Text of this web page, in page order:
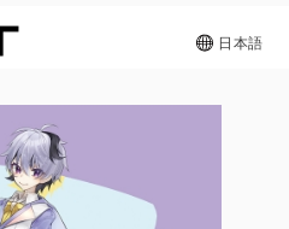
日本語